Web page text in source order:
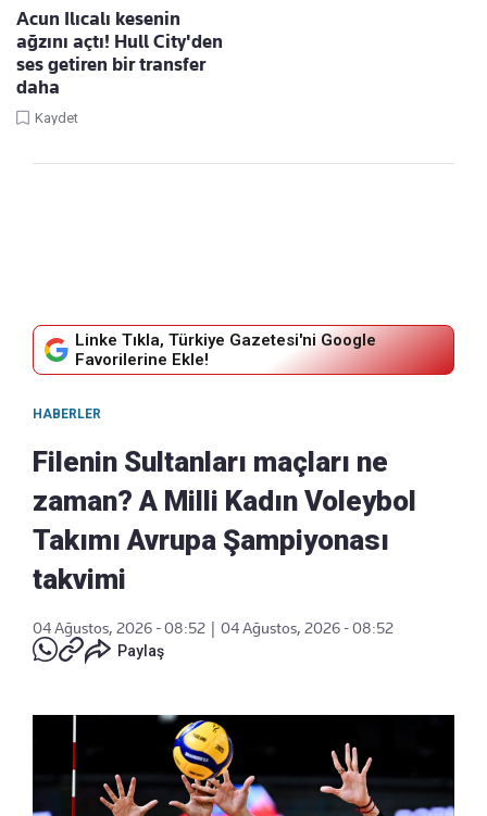
Acun Ilıcalı kesenin
ağzını açtı! Hull City'den
ses getiren bir transfer
daha
Kaydet
Linke Tıkla, Türkiye Gazetesi'ni Google
Favorilerine Ekle!
HABERLER
Filenin Sultanları maçları ne
zaman? A Milli Kadın Voleybol
Takımı Avrupa Şampiyonası
takvimi
04 Ağustos, 2026 - 08:52
04 Ağustos, 2026 - 08:52
Paylaş